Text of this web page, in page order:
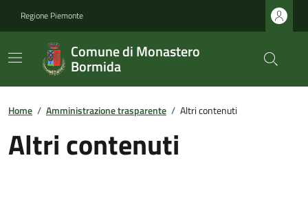
Regione Piemonte
Comune di Monastero
Bormida
Home / Amministrazione trasparente / Altri contenuti
Altri contenuti